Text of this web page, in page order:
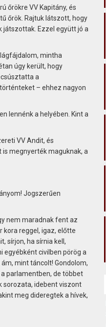
őrökre VV Kapitány, és
őrök. Rajtuk látszott, hogy
játszottak. Ezzel együtt jó a
mintha
úgy került, hogy
a
– ehhez nagyon
lennénk a helyében. Kint a
VV Andit, és
is megnyerték maguknak, a
Jogszerűen
nem maradnak fent az
kora reggel, igaz, előtte
sírjon, ha sírnia kell,
egyébként civilben pörög a
mint táncolt! Gondolom,
parlamentben, de többet
sorozata, idebent viszont
meg dideregtek a hívek,